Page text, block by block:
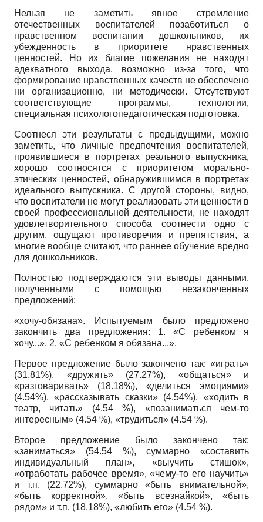
Нельзя не заметить явное стремление
отечественных воспитателей позаботиться о
нравственном воспитании дошкольников, их
убежденность в приоритете нравственных
ценностей. Но их благие пожелания не находят
адекватного выхода, возможно из-за того, что
формирование нравственных качеств не обеспечено
ни организационно, ни методически. Отсутствуют
соответствующие программы, технологии,
специальная психолого­педагогическая подготовка.
Соотнеся эти результаты с предыдущими, можно
заметить, что личные предпочтения воспитателей,
проявившиеся в портретах реального выпускника,
хорошо соотносятся с приоритетом морально-
этических ценностей, обнаружившимся в портретах
идеального выпускника. С другой стороны, видно,
что воспитатели не могут реализовать эти ценности в
своей профессиональной деятельности, не находят
удовлетворительного способа соотнести одно с
другим, ощущают противоречия и препятствия, а
многие вообще считают, что раннее обучение вредно
для дошкольников.
Полностью подтверждаются эти выводы данными,
полученными с помощью незаконченных
предложений:
«хочу-обязана». Испытуемым было предложено
закончить два предложения: 1. «С ребенком я
хочу...», 2. «С ребенком я обязана...».
Первое предложение было закончено так: «играть»
(31.81%), «дружить» (27.27%), «общаться» и
«разговаривать» (18.18%), «делиться эмоциями»
(4.54%), «рассказывать сказки» (4.54%), «ходить в
театр, читать» (4.54 %), «позаниматься чем-то
интересным» (4.54 %), «трудиться» (4.54 %).
Второе предложение было закончено так:
«заниматься» (54.54 %), суммарно «составить
индивидуальный план», «выучить стишок»,
«отработать рабочее время», «чему-то его научить»
и т.п. (22.72%), суммарно «быть внимательной»,
«быть корректной», «быть всезнайкой», «быть
рядом» и т.п. (18.18%), «любить его» (4.54 %).